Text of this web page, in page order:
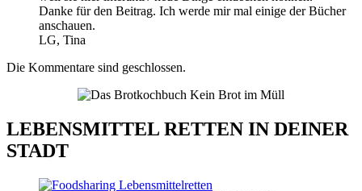
Danke für den Beitrag. Ich werde mir mal einige der Bücher
anschauen.
LG, Tina
Die Kommentare sind geschlossen.
LEBENSMITTEL RETTEN IN DEINER
STADT